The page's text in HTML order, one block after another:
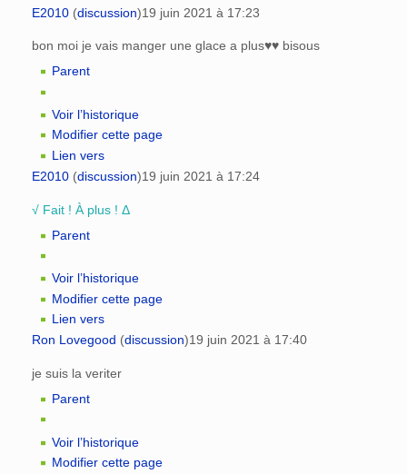
E2010 (discussion)19 juin 2021 à 17:23
bon moi je vais manger une glace a plus♥♥ bisous
Parent
Voir l’historique
Modifier cette page
Lien vers
E2010 (discussion)19 juin 2021 à 17:24
√ Fait ! À plus ! Δ
Parent
Voir l’historique
Modifier cette page
Lien vers
Ron Lovegood (discussion)19 juin 2021 à 17:40
je suis la veriter
Parent
Voir l’historique
Modifier cette page